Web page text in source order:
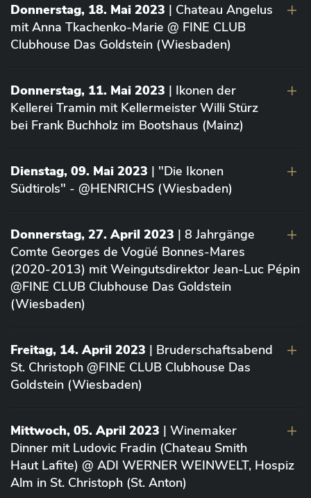
Donnerstag, 18. Mai 2023 | Chateau Angelus
mit Anna Tkachenko-Marie @ FINE CLUB
Clubhouse Das Goldstein (Wiesbaden)
Donnerstag, 11. Mai 2023 | Ikonen der
Kellerei Tramin mit Kellermeister Willi Stürz
bei Frank Buchholz im Bootshaus (Mainz)
Dienstag, 09. Mai 2023 | "Die Ikonen
Südtirols" - @HENRICHS (Wiesbaden)
Donnerstag, 27. April 2023 | 8 Jahrgänge
Comte Georges de Vogüé Bonnes-Mares
(2020-2013) mit Weingutsdirektor Jean-Luc Pépin
@FINE CLUB Clubhouse Das Goldstein
(Wiesbaden)
Freitag, 14. April 2023 | Bruderschaftsabend
St. Christoph @FINE CLUB Clubhouse Das
Goldstein (Wiesbaden)
Mittwoch, 05. April 2023 | Winemaker
Dinner mit Ludovic Fradin (Chateau Smith
Haut Lafite) @ ADI WERNER WEINWELT, Hospiz
Alm in St. Christoph (St. Anton)